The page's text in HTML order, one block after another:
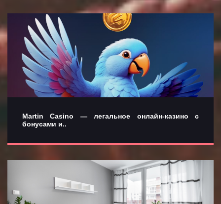
Martin Casino — легальное онлайн-казино с
бонусами и..